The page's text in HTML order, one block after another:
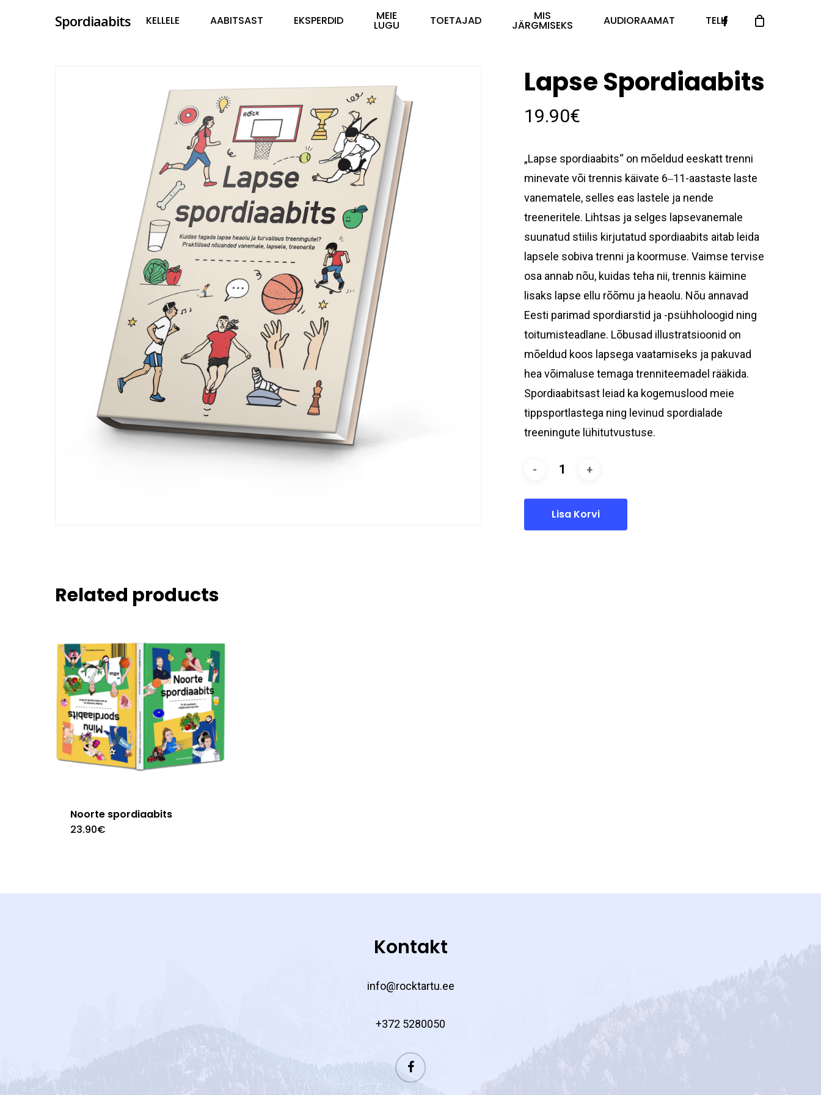
Spordiaabits KELLELE AABITSAST EKSPERDID MEIE
LUGU TOETAJAD MIS
JÄRGMISEKS AUDIORAAMAT TELLI
Facebook
Lapse Spordiaabits
19.90€
„Lapse spordiaabits“ on mõeldud eeskatt trenni
minevate või trennis käivate 6‒11-aastaste laste
vanematele, selles eas lastele ja nende
treeneritele. Lihtsas ja selges lapsevanemale
suunatud stiilis kirjutatud spordiaabits aitab leida
lapsele sobiva trenni ja koormuse. Vaimse tervise
osa annab nõu, kuidas teha nii, trennis käimine
lisaks lapse ellu rõõmu ja heaolu. Nõu annavad
Eesti parimad spordiarstid ja -psühholoogid ning
toitumisteadlane. Lõbusad illustratsioonid on
mõeldud koos lapsega vaatamiseks ja pakuvad
hea võimaluse temaga trenniteemadel rääkida.
Spordiaabitsast leiad ka kogemuslood meie
tippsportlastega ning levinud spordialade
treeningute lühitutvustuse.
Lisa Korvi
Related products
Noorte spordiaabits
23.90€
Kontakt
info@rocktartu.ee
+372 5280050
facebook